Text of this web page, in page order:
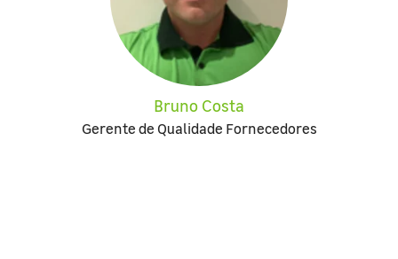
Bruno Costa
Gerente de Qualidade Fornecedores